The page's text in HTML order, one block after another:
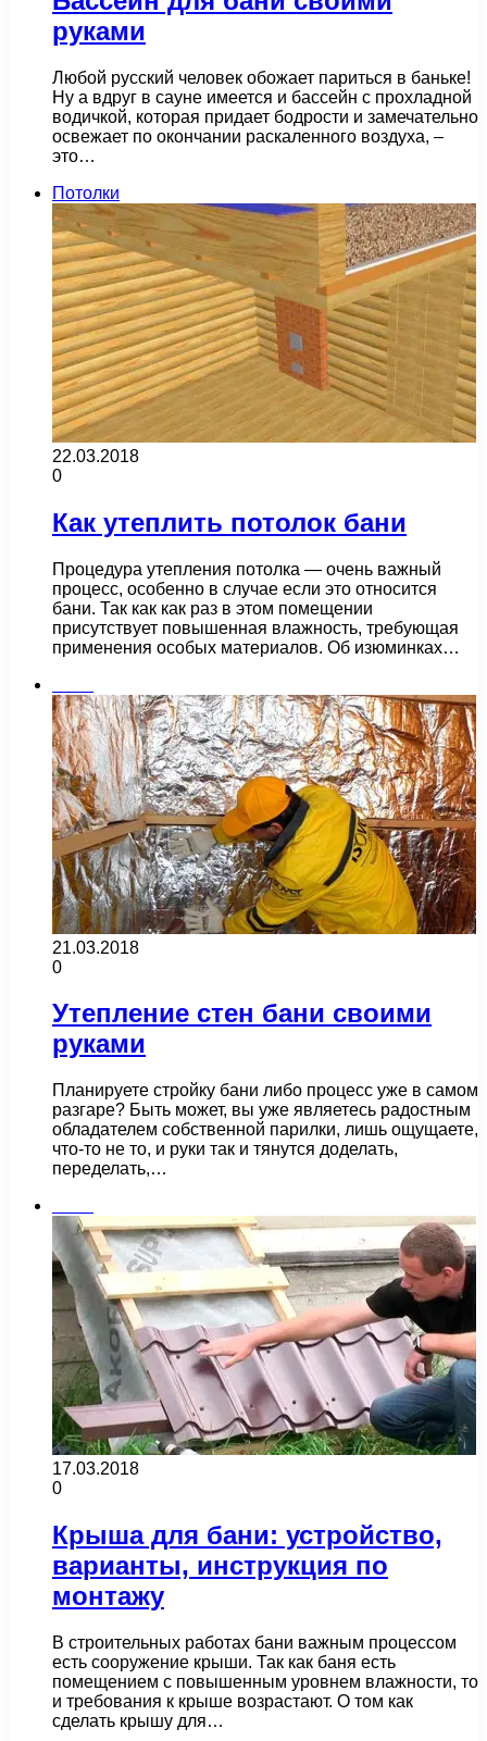
руками
Любой русский человек обожает париться в баньке!
Ну а вдруг в сауне имеется и бассейн с прохладной
водичкой, которая придает бодрости и замечательно
освежает по окончании раскаленного воздуха, –
это…
Потолки
22.03.2018
0
Как утеплить потолок бани
Процедура утепления потолка — очень важный
процесс, особенно в случае если это относится
бани. Так как как раз в этом помещении
присутствует повышенная влажность, требующая
применения особых материалов. Об изюминках…
21.03.2018
0
Утепление стен бани своими
руками
Планируете стройку бани либо процесс уже в самом
разгаре? Быть может, вы уже являетесь радостным
обладателем собственной парилки, лишь ощущаете,
что-то не то, и руки так и тянутся доделать,
переделать,…
17.03.2018
0
Крыша для бани: устройство,
варианты, инструкция по
монтажу
В строительных работах бани важным процессом
есть сооружение крыши. Так как баня есть
помещением с повышенным уровнем влажности, то
и требования к крыше возрастают. О том как
сделать крышу для…